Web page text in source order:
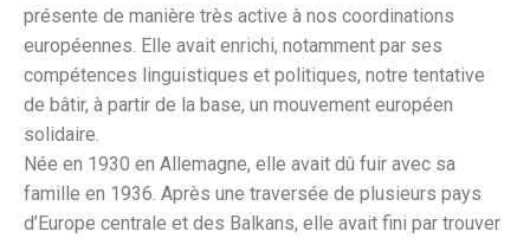
présente de manière très active à nos coordinations
européennes. Elle avait enrichi, notamment par ses
compétences linguistiques et politiques, notre tentative
de bâtir, à partir de la base, un mouvement européen
solidaire.
Née en 1930 en Allemagne, elle avait dû fuir avec sa
famille en 1936. Après une traversée de plusieurs pays
d’Europe centrale et des Balkans, elle avait fini par trouver